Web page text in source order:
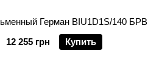
Герман BIU1D1S/140 БРВ
12 255 грн
Купить